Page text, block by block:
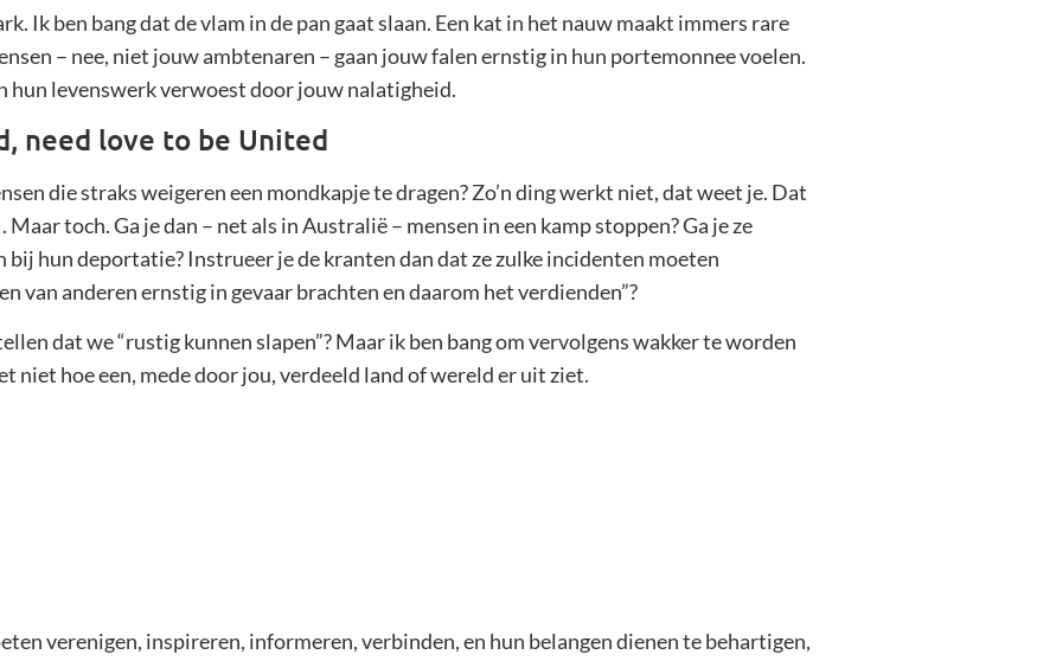
Ik ben bang dat de vlam in de pan gaat slaan. Een kat in het nauw maakt immers rare
– nee, niet jouw ambtenaren – gaan jouw falen ernstig in hun portemonnee voelen.
hun levenswerk verwoest door jouw nalatigheid.
need love to be United
die straks weigeren een mondkapje te dragen? Zo’n ding werkt niet, dat weet je. Dat
toch. Ga je dan – net als in Australië – mensen in een kamp stoppen? Ga je ze
bij hun deportatie? Instrueer je de kranten dan dat ze zulke incidenten moeten
van anderen ernstig in gevaar brachten en daarom het verdienden”?
dat we “rustig kunnen slapen”? Maar ik ben bang om vervolgens wakker te worden
niet hoe een, mede door jou, verdeeld land of wereld er uit ziet.
verenigen, inspireren, informeren, verbinden, en hun belangen dienen te behartigen,